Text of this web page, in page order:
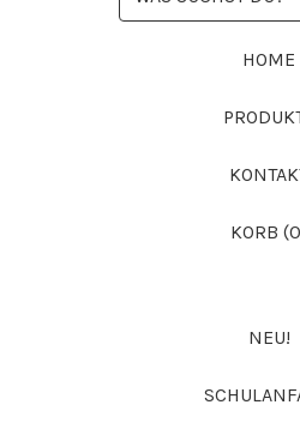
SUCHST
HOME
KORB (0
NEU!